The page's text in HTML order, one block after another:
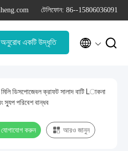
টেলিফোন: 86--15806036091
অনুরোধ একটি উদ্ধৃতি  
ডিসপোজেবল ক্রাফট সালাদ বাটি Lাকনা
স্যুপ পরিবেশ বান্ধব
করুন আরও জানুন